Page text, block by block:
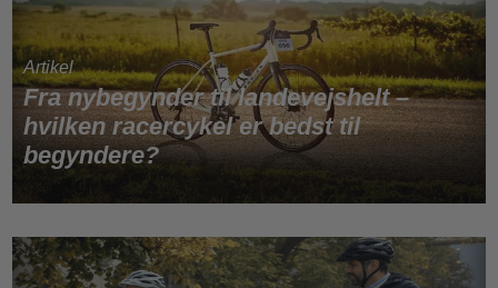
Fra nybegynder til landevejshelt –
hvilken racercykel er bedst til
begyndere?